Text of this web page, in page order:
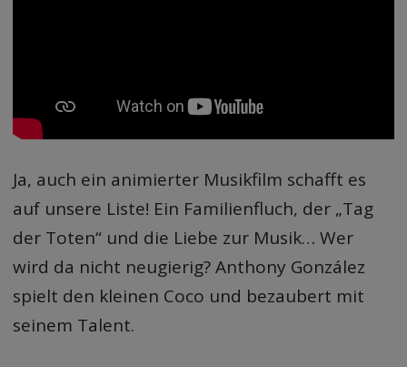
Ja, auch ein animierter Musikfilm schafft es
auf unsere Liste! Ein Familienfluch, der „Tag
der Toten“ und die Liebe zur Musik… Wer
wird da nicht neugierig? Anthony González
spielt den kleinen Coco und bezaubert mit
seinem Talent.